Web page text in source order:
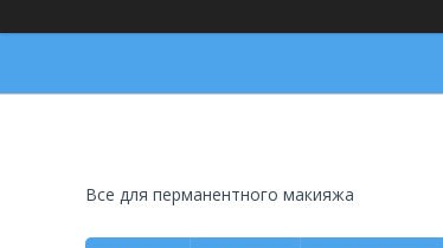
Все для перманентного макияжа